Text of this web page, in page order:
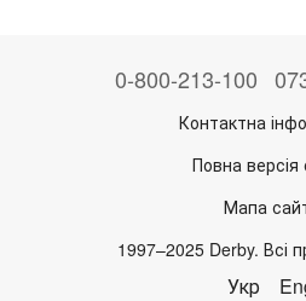
0-800-213-100
Контактна
Повна версія
Мапа
1997–2025 Derby. Всі
Укр